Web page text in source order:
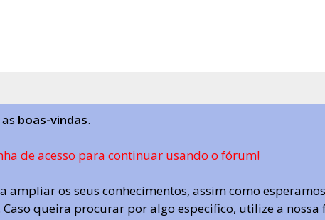
boas-vindas.
de acesso para continuar usando o fórum!
ampliar os seus conhecimentos, assim como
queira procurar por algo especifico, utilize a